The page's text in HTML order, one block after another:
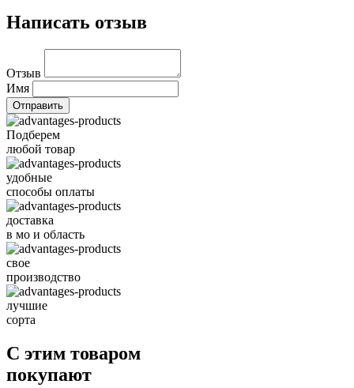
Написать отзыв
Отзыв
Имя
Подберем
любой товар
удобные
способы оплаты
доставка
в мо и область
свое
производство
лучшие
сорта
С этим товаром
покупают